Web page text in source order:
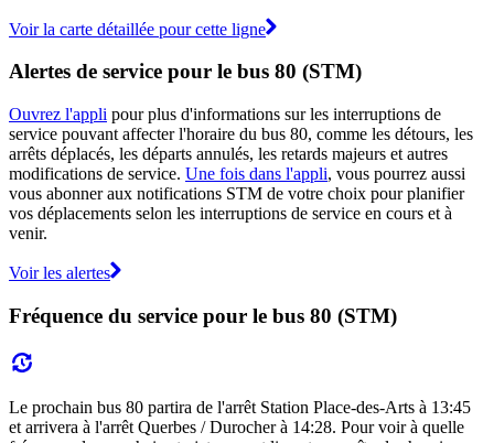
Voir la carte détaillée pour cette ligne
Alertes de service pour le bus 80 (STM)
Ouvrez l'appli pour plus d'informations sur les interruptions de
service pouvant affecter l'horaire du bus 80, comme les détours, les
arrêts déplacés, les départs annulés, les retards majeurs et autres
modifications de service. Une fois dans l'appli, vous pourrez aussi
vous abonner aux notifications STM de votre choix pour planifier
vos déplacements selon les interruptions de service en cours et à
venir.
Voir les alertes
Fréquence du service pour le bus 80 (STM)
Le prochain bus 80 partira de l'arrêt Station Place-des-Arts à 13:45
et arrivera à l'arrêt Querbes / Durocher à 14:28. Pour voir à quelle